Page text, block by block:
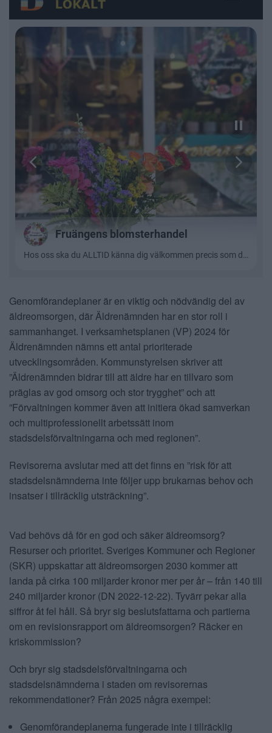
Genomförandeplaner är en viktig och nödvändig del av
äldreomsorgen, där Äldrenämnden har en stor roll i
sammanhanget. I verksamhetsplanen (VP) 2024 för
Äldrenämnden nämns ett antal prioriterade
utvecklingsområden. Kommunstyrelsen skriver att
”Äldrenämnden bidrar till att äldre har en tillvaro som
präglas av god omsorg och stor trygghet” och att
”Förvaltningen kommer även att initiera ökad samverkan
och multiprofessionellt arbetssätt inom
stadsdelsförvaltningarna och med regionen”.
Revisorerna avslutar med att det finns en ”risk för att
stadsdelsnämnderna inte följer upp brukarnas behov och
insatser i tillräcklig utsträckning”.
Vad behövs då för en god och säker äldreomsorg?
Resurser och prioritet. Sveriges Kommuner och Regioner
(SKR) uppskattar att äldreomsorgen 2030 kommer att
landa på cirka 100 miljarder kronor mer per år – från 140 till
240 miljarder kronor (DN 2022-12-22). Tyvärr pekar alla
siffror åt fel håll. Så bryr sig beslutsfattarna och partierna
om en revisionsrapport om äldreomsorgen? Räcker en
kriskommission?
Och bryr sig stadsdelsförvaltningarna och
stadsdelsnämnderna i staden om revisorernas
rekommendationer? Från 2025 några exempel:
Genomförandeplanerna fungerade inte i tillräcklig